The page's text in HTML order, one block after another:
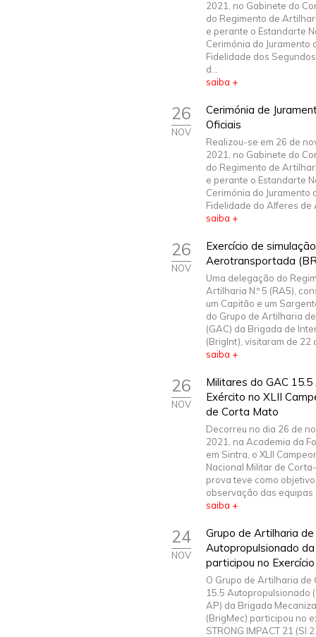
2021, no Gabinete do
do Regimento de
e perante o Estandarte
Cerimónia do Juramento
Fidelidade dos
d...
saiba +
26
NOV
Cerimónia de
Oficiais
Realizou-se em 26 de
2021, no Gabinete do
do Regimento de
e perante o Estandarte
Cerimónia do Juramento
Fidelidade do Alferes de
saiba +
26
NOV
Exercício de
Aerotransportada
Uma delegação do
Artilharia N.º 5 (RA5),
um Capitão e um
do Grupo de Artilharia
(GAC) da Brigada de
(BrigInt), visitaram de 22
saiba +
26
NOV
Militares do GAC
Exército no XLII
de Corta Mato
Decorreu no dia 26 de
2021, na Academia da
em Sintra, o XLII
Nacional Militar de
prova teve como
observação das equipas
saiba +
24
NOV
Grupo de Artilharia
Autopropulsionado
participou no
O Grupo de Artilharia de
15.5 Autopropulsionado
AP) da Brigada
(BrigMec) participou no
STRONG IMPACT 21 (SI